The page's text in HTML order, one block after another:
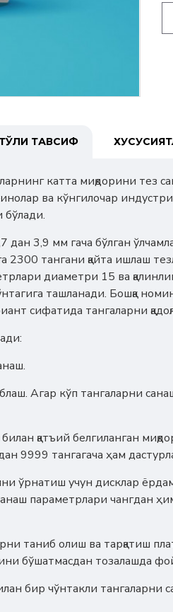
ТЎЛИҚ ТАВСИФ
катта миқдорини
ва кўнгилочар
бўлади.
3,9 мм гача бўлган
2300 тангани қайта ишлаш
диаметри 15 ва
ташланади. Бошқа
сифатида тангаларни
Агар кўп тангаларни
қатъий белгиланган
9999 тангагача ҳам
ўрнатиш учун дисклар
параметрлари чангдан
таниб олиш ва тарқатиш
бўшатмасдан тозалашда
бир чўнтакли тангаларни